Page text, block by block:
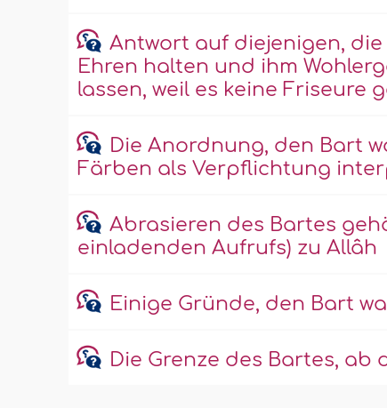
Antwort auf diejenigen,
Ehren halten und ihm
lassen, weil es keine Friseure
Die Anordnung, den Bart
Färben als Verpflichtung
Abrasieren des Bartes
einladenden Aufrufs) zu Allâh
Einige Gründe, den Bart
Die Grenze des Bartes,